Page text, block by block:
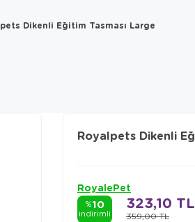
Dikenli Eğitim Tasması Large
Royalpets Dikenli
RoyalePet
%10
indirimli 359,00 TL
323,10 TL